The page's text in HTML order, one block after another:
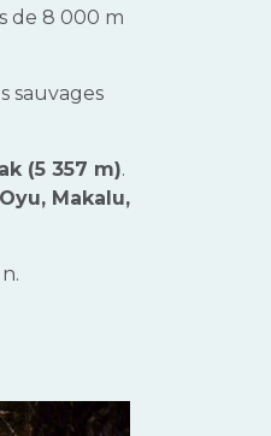
de 8 000 m
sauvages
(5 357 m)
Makalu,